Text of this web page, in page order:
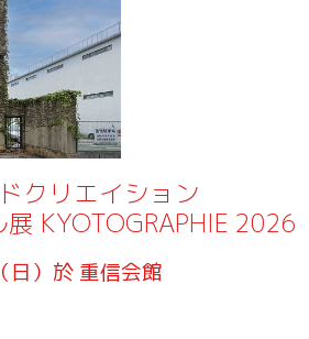
クリエイション
KYOTOGRAPHIE 2026
日）於 重信会館